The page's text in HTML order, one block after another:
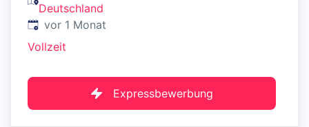
Deutschland
Veröffentlicht:
vor 1 Monat
Vollzeit
Expressbewerbung